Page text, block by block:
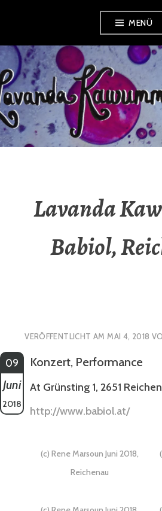
springen
MENÜ
Lavanda
Babiol,
VERÖFFENTLICHT AMMAI 4, 2018
09
Juni
2018
Konzert, Performance
At Grünsting 1, 2651
http://www.babiol.at/
(c) Rene Marsoun Juni 2018,
Reichenau